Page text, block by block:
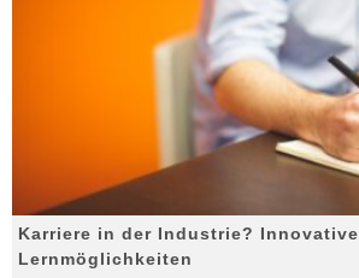
Karriere in der Industrie? Innovative
Lernmöglichkeiten